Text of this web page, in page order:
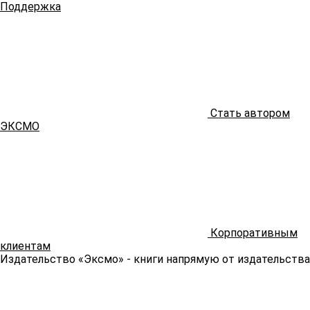
Поддержка
Стать автором
ЭКСМО
Корпоративным
клиентам
Издательство «Эксмо» - книги напрямую от издательства